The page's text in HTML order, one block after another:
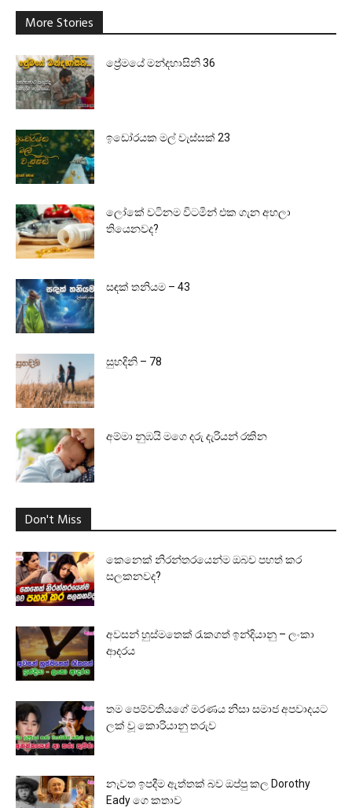
More Stories
ප්‍රේමයේ මන්දහාසිනි 36
ඉඩෝරයක මල් වැස්සක් 23
ලෝකේ වටිනම විටමින් එක ගැන අහලා
තියෙනවද?
සඳක් තනියම – 43
සුහදිනි – 78
අම්මා නුඹයි මගෙ දරු දැරියන් රකින
Don't Miss
කෙනෙක් නිරන්තරයෙන්ම ඔබව පහත් කර
සලකනවද?
අවසන් හුස්මතෙක් රැකගත් ඉන්දියානු – ලංකා
ආදරය
තම පෙම්වතියගේ මරණය නිසා සමාජ අපවාදයට
ලක් වූ කොරියානු තරුව
නැවත ඉපදීම ඇත්තක් බව ඔප්පු කල Dorothy
Eady ගෙ කතාව